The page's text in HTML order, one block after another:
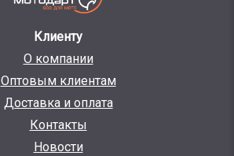
Клиенту
О компании
Оптовым клиентам
Доставка и оплата
Контакты
Новости